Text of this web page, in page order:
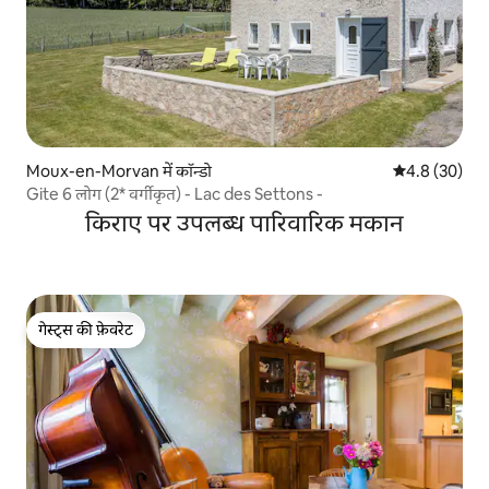
Moux-en-Morvan में कॉन्डो औसत रेटिंग 5 में
4.8 (30)
Gite 6 लोग (2* वर्गीकृत) - Lac des Settons -
किराए पर उपलब्ध पारिवारिक मकान
गेस्ट्स की फ़ेवरेट
गेस्ट्स की फ़ेवरेट